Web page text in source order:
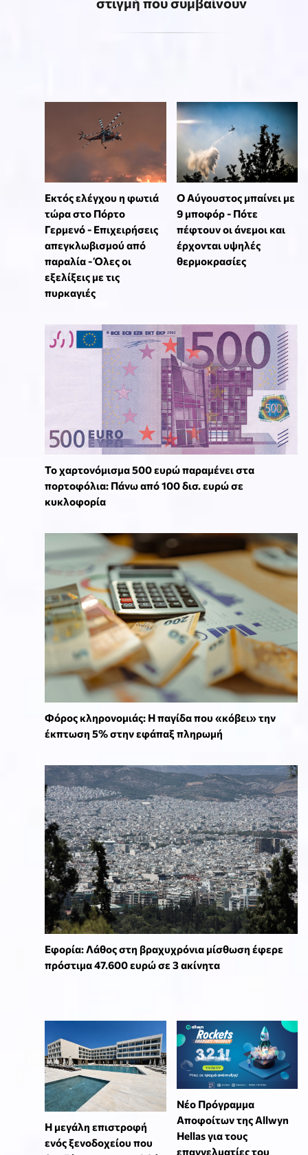
Εκτός ελέγχου η φωτιά
τώρα στο Πόρτο
Γερμενό - Επιχειρήσεις
απεγκλωβισμού από
παραλία - Όλες οι
εξελίξεις με τις
πυρκαγιές
Ο Αύγουστος μπαίνει με
9 μποφόρ - Πότε
πέφτουν οι άνεμοι και
έρχονται υψηλές
θερμοκρασίες
Το χαρτονόμισμα 500 ευρώ παραμένει στα
πορτοφόλια: Πάνω από 100 δισ. ευρώ σε
κυκλοφορία
Φόρος κληρονομιάς: Η παγίδα που «κόβει» την
έκπτωση 5% στην εφάπαξ πληρωμή
Εφορία: Λάθος στη βραχυχρόνια μίσθωση έφερε
πρόστιμα 47.600 ευρώ σε 3 ακίνητα
Η μεγάλη επιστροφή
ενός ξενοδοχείου που
Νέο Πρόγραμμα
Αποφοίτων της Allwyn
Hellas για τους
επαγγελματίες του